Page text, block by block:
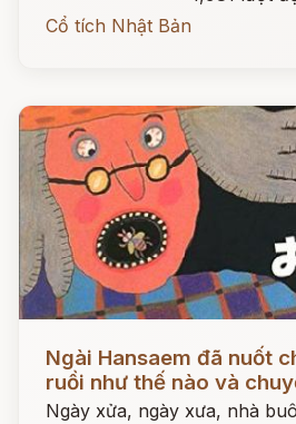
Cổ tích Nhật Bản
Ngài Hansaem đã nuốt
ruồi như thế nào và
Ngày xửa, ngày xưa, nhà